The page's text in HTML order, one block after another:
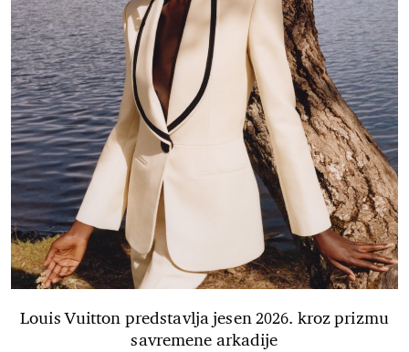
Louis Vuitton predstavlja jesen 2026. kroz prizmu
savremene arkadije